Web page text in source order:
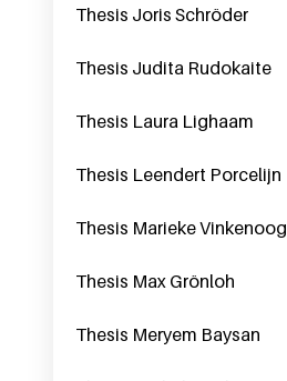
Thesis Joris Schröder
Thesis Judita Rudokaite
Thesis Laura Lighaam
Thesis Leendert Porcelijn
Thesis Marieke Vinkenoog
Thesis Max Grönloh
Thesis Meryem Baysan